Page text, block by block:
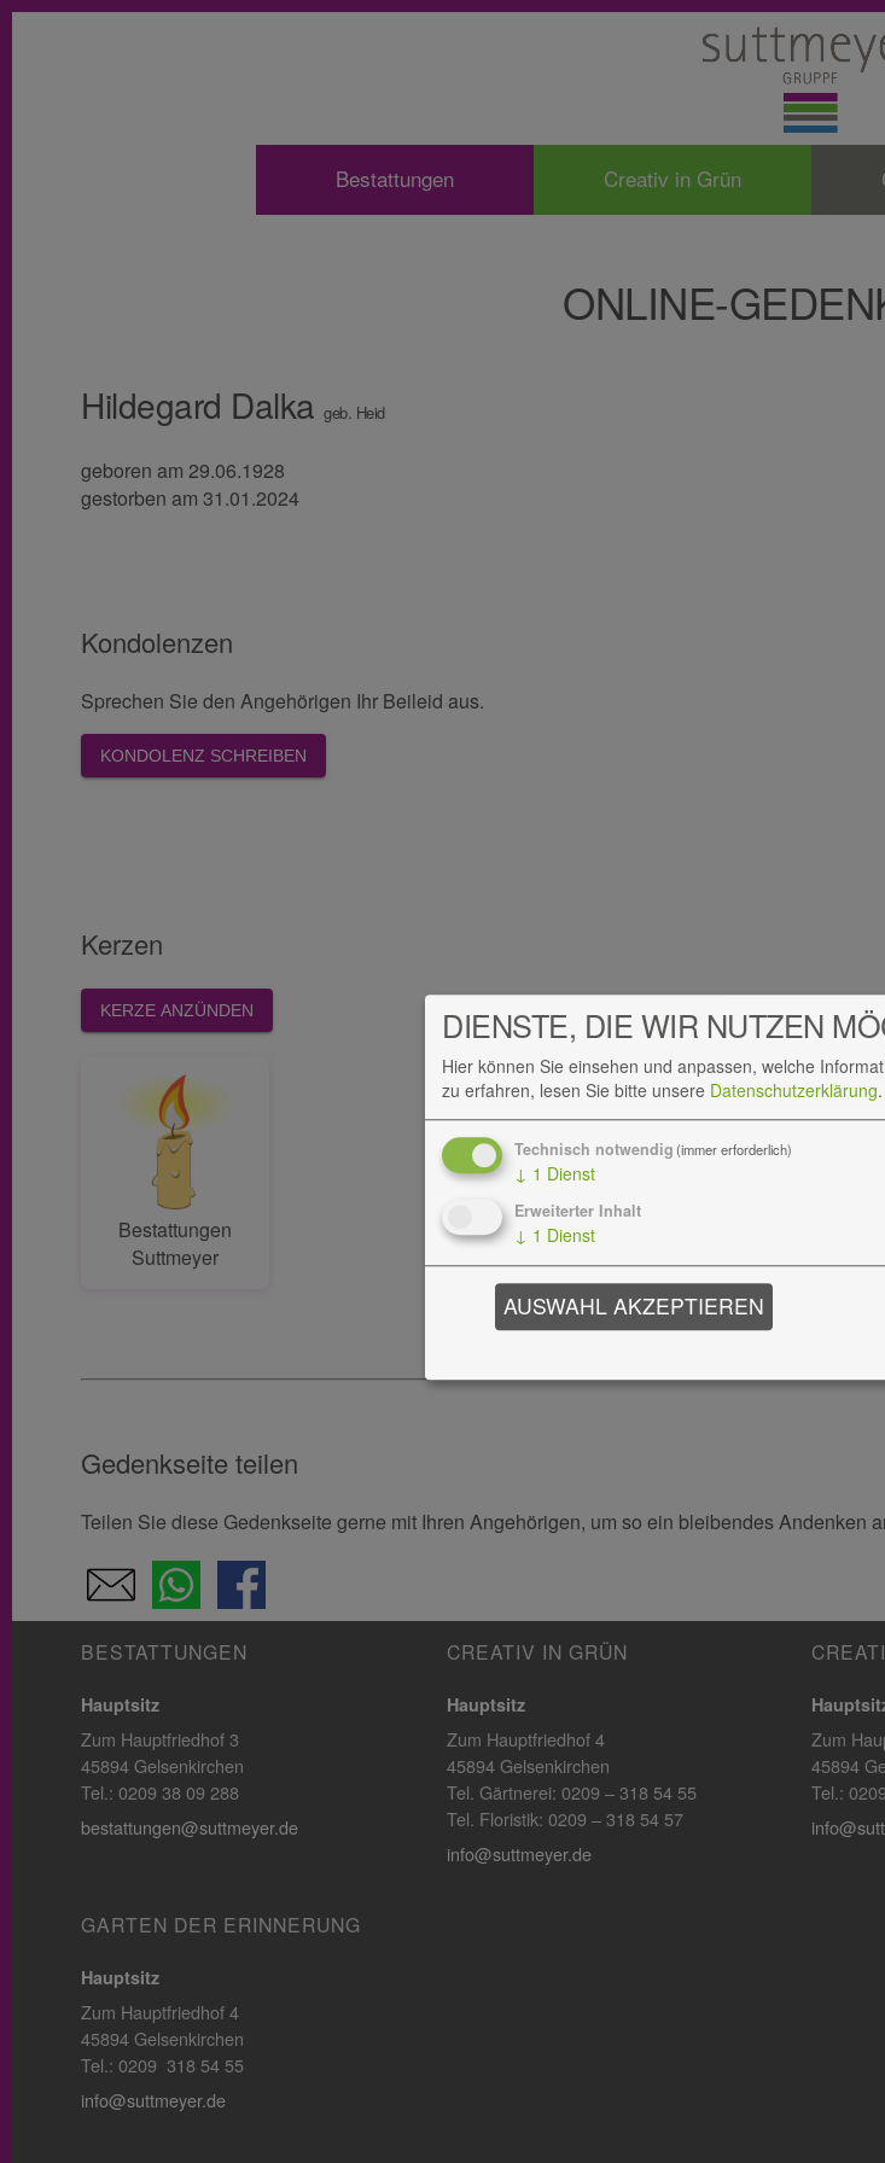
Bestattungen Creativ in Grün
ONLINE-
Hildegard Dalka geb. Heid
geboren am 29.06.1928
gestorben am 31.01.2024
Kondolenzen
Sprechen Sie den Angehörigen Ihr Beileid aus.
KONDOLENZ SCHREIBEN
Kerzen
KERZE ANZÜNDEN
Bestattungen
Suttmeyer
Gedenkseite teilen
Teilen Sie diese Gedenkseite gerne mit Ihren Angehörigen, um so ein bleibendes Andenken
BESTATTUNGEN
Hauptsitz
Zum Hauptfriedhof 3
45894 Gelsenkirchen
Tel.: 0209 38 09 288
bestattungen@suttmeyer.de
GARTEN DER ERINNERUNG
Hauptsitz
Zum Hauptfriedhof 4
45894 Gelsenkirchen
Tel.: 0209 318 54 55
info@suttmeyer.de
CREATIV IN GRÜN
Hauptsitz
Zum Hauptfriedhof 4
45894 Gelsenkirchen
Tel. Gärtnerei: 0209 – 318 54 55
Tel. Floristik: 0209 – 318 54 57
info@suttmeyer.de
Zum
45894
Tel.:
DIENSTE, DIE WIR NUTZEN
Hier können Sie einsehen und anpassen, welche
zu erfahren, lesen Sie bitte unsere Datenschutzerklärung.
Technisch notwendig (immer erforderlich)
↓ 1 Dienst
Erweiterter Inhalt
↓ 1 Dienst
AUSWAHL AKZEPTIEREN